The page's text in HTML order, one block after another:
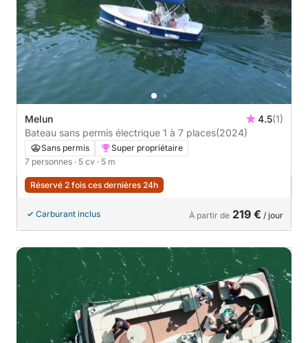
Melun 4.5(1)
Bateau sans permis électrique 1 à 7 places(2024)
Sans permis
Super propriétaire
7 personnes · 5 cv · 5 m
Réservé 2 fois ces dernières 24h
Carburant inclus À partir de 219 € / jour